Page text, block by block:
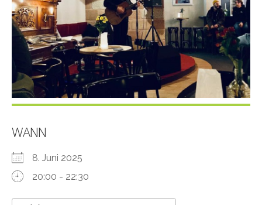
WANN
8. Juni 2025
20:00 - 22:30